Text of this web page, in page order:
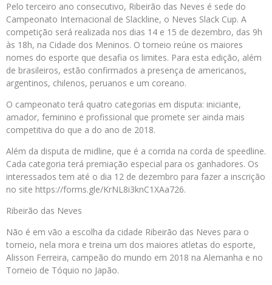
Pelo terceiro ano consecutivo, Ribeirão das Neves é sede do
Campeonato Internacional de Slackline, o Neves Slack Cup. A
competição será realizada nos dias 14 e 15 de dezembro, das 9h
às 18h, na Cidade dos Meninos. O torneio reúne os maiores
nomes do esporte que desafia os limites. Para esta edição, além
de brasileiros, estão confirmados a presença de americanos,
argentinos, chilenos, peruanos e um coreano.
O campeonato terá quatro categorias em disputa: iniciante,
amador, feminino e profissional que promete ser ainda mais
competitiva do que a do ano de 2018.
Além da disputa de midline, que é a corrida na corda de speedline.
Cada categoria terá premiação especial para os ganhadores. Os
interessados tem até o dia 12 de dezembro para fazer a inscrição
no site https://forms.gle/KrNL8i3knC1XAa726.
Ribeirão das Neves
Não é em vão a escolha da cidade Ribeirão das Neves para o
torneio, nela mora e treina um dos maiores atletas do esporte,
Alisson Ferreira, campeão do mundo em 2018 na Alemanha e no
Torneio de Tóquio no Japão.